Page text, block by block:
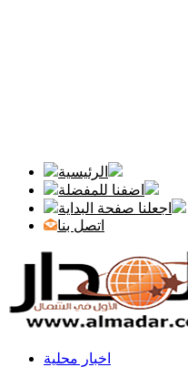
الرئيسية
اضفنا للمفضلة
اجعلنا صفحة البداية
اتصل بنا
اخبار محلية